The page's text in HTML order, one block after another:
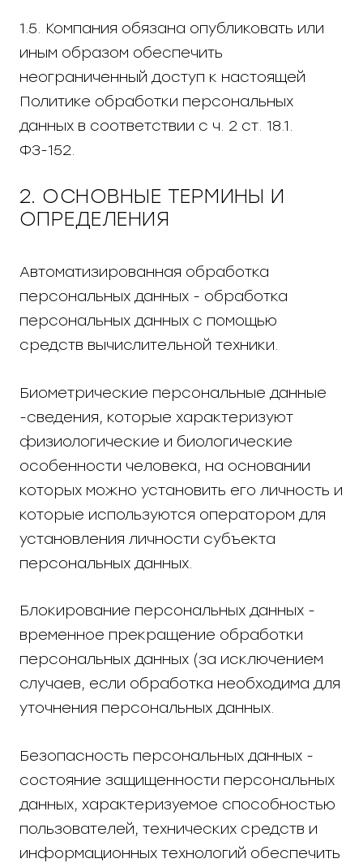
1.5. Компания обязана опубликовать или
иным образом обеспечить
неограниченный доступ к настоящей
Политике обработки персональных
данных в соответствии с ч. 2 ст. 18.1.
ФЗ-152.
2. ОСНОВНЫЕ ТЕРМИНЫ И
ОПРЕДЕЛЕНИЯ
Автоматизированная обработка
персональных данных - обработка
персональных данных с помощью
средств вычислительной техники.
Биометрические персональные данные
-сведения, которые характеризуют
физиологические и биологические
особенности человека, на основании
которых можно установить его личность и
которые используются оператором для
установления личности субъекта
персональных данных.
Блокирование персональных данных -
временное прекращение обработки
персональных данных (за исключением
случаев, если обработка необходима для
уточнения персональных данных.
Безопасность персональных данных -
состояние защищенности персональных
данных, характеризуемое способностью
пользователей, технических средств и
информационных технологий обеспечить